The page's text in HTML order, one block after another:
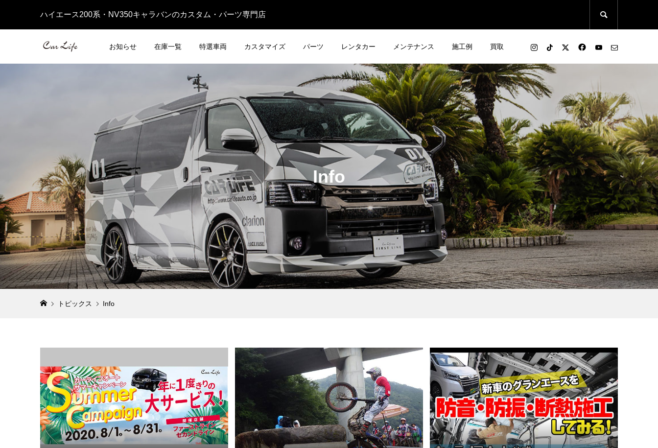
ハイエース200系・NV350キャラバンのカスタム・パーツ専門店 
お知らせ 在庫一覧 特選車両 カスタマイズ パーツ レンタカー メンテナンス 施工例 買取
Info
トピックス Info